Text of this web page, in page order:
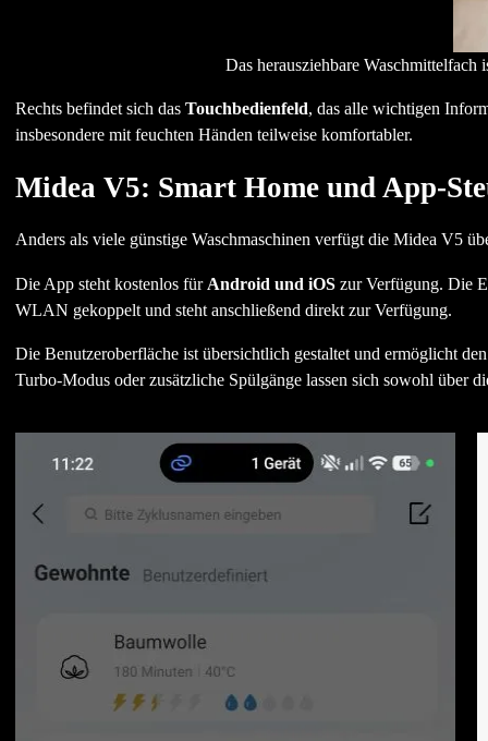
Das herausziehbare Waschmittelfach
Rechts befindet sich das Touchbedienfeld, das alle wichtigen
insbesondere mit feuchten Händen teilweise komfortabler.
Midea V5: Smart Home und App-
Anders als viele günstige Waschmaschinen verfügt die Midea V5
Die App steht kostenlos für Android und iOSzur Verfügung. Die
WLAN gekoppelt und steht anschließend direkt zur Verfügung.
Die Benutzeroberfläche ist übersichtlich gestaltet und ermöglicht
Turbo-Modus oder zusätzliche Spülgänge lassen sich sowohl über